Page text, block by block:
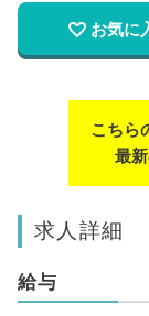
お気に
こちら
最
求人詳細
給与